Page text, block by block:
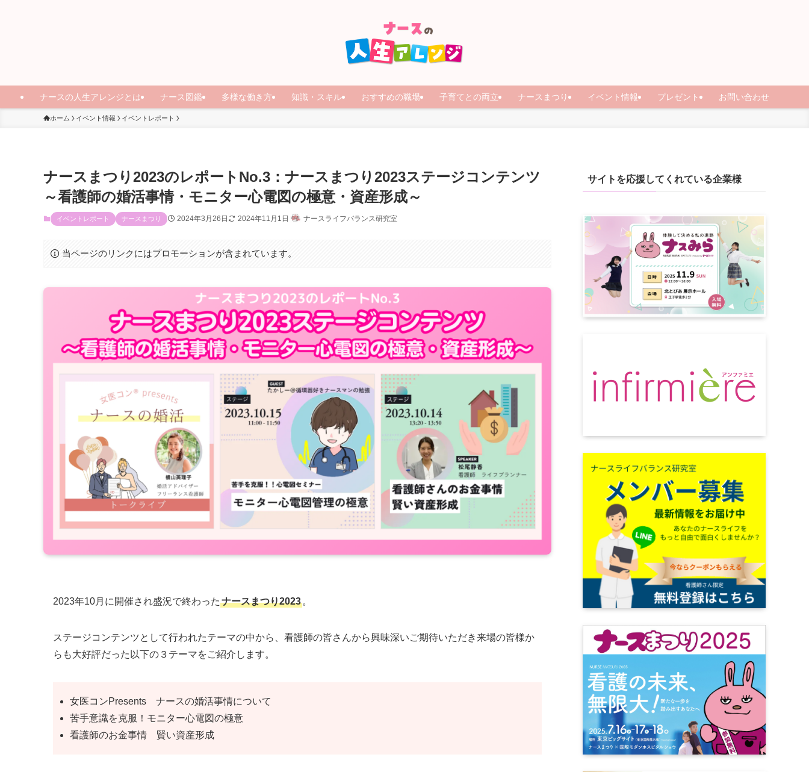
ナースの人生アレンジとは ナース図鑑 多様な働き方 知識・スキル おすすめの職場 子育てとの両立 ナースまつり イベント情報 プレゼント お問い合わせ
ホーム イベント情報 イベントレポート
ナースまつり2023のレポートNo.3：ナースまつり2023ステージコンテンツ
～看護師の婚活事情・モニター心電図の極意・資産形成～
イベントレポート ナースまつり 2024年3月26日 2024年11月1日 ナースライフバランス研究室
当ページのリンクにはプロモーションが含まれています。
2023年10月に開催され盛況で終わった ナースまつり2023 。
ステージコンテンツとして行われたテーマの中から、看護師の皆さんから興味深いご期待いただき来場の皆様か
らも大好評だった以下の３テーマをご紹介します。
女医コンPresents ナースの婚活事情について
苦手意識を克服！モニター心電図の極意
看護師のお金事情 賢い資産形成
サイトを応援してくれている企業様